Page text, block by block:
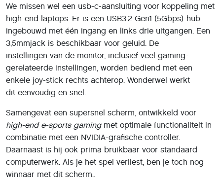
We missen wel een usb-c-aansluiting voor koppeling met
high-end laptops. Er is een USB3.2-Gen1 (5Gbps)-hub
ingebouwd met één ingang en links drie uitgangen. Een
3,5mmjack is beschikbaar voor geluid. De
instellingen van de monitor, inclusief veel gaming-
gerelateerde instellingen, worden bediend met een
enkele joy-stick rechts achterop. Wonderwel werkt
dit eenvoudig en snel.
Samengevat een supersnel scherm, ontwikkeld voor
high-end e-sports gamingmet optimale functionaliteit in
combinatie met een NVIDIA-grafische controller.
Daarnaast is hij ook prima bruikbaar voor standaard
computerwerk. Als je het spel verliest, ben je toch nog
winnaar met dit scherm..